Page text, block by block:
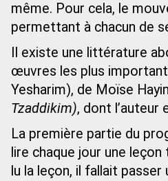
même. Pour cela, le
permettant à chacun de
Il existe une littérature
œuvres les plus
Yesharim), de Moïse
Tzaddikim), dont
La première partie du
lire chaque jour une
lu la leçon, il fallait